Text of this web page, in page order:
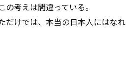
の考えは間違っている。
だけでは、本当の日本人にはなれ